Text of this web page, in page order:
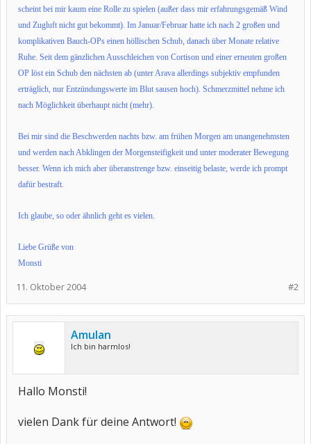
scheint bei mir kaum eine Rolle zu spielen (außer dass mir erfahrungsgemäß Wind
und Zugluft nicht gut bekommt). Im Januar/Februar hatte ich nach 2 großen und
komplikativen Bauch-OPs einen höllischen Schub, danach über Monate relative
Ruhe. Seit dem gänzlichen Ausschleichen von Cortison und einer erneuten großen
OP löst ein Schub den nächsten ab (unter Arava allerdings subjektiv empfunden
erträglich, nur Entzündungswerte im Blut sausen hoch). Schmerzmittel nehme ich
nach Möglichkeit überhaupt nicht (mehr).
Bei mir sind die Beschwerden nachts bzw. am frühen Morgen am unangenehmsten
und werden nach Abklingen der Morgensteifigkeit und unter moderater Bewegung
besser. Wenn ich mich aber überanstrenge bzw. einseitig belaste, werde ich prompt
dafür bestraft.
Ich glaube, so oder ähnlich geht es vielen.
Liebe Grüße von
Monsti
#2
11. Oktober 2004
Amulan
Ich bin harmlos!
Hallo Monsti!
vielen Dank für deine Antwort!